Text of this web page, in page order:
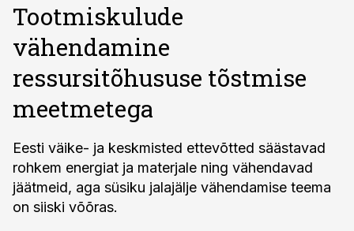
Tootmiskulude
vähendamine
ressursitõhususe tõstmise
meetmetega
Eesti väike- ja keskmisted ettevõtted säästavad
rohkem energiat ja materjale ning vähendavad
jäätmeid, aga süsiku jalajälje vähendamise teema
on siiski võõras.